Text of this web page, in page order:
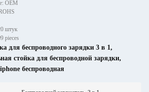
OEM
штук
pieces
для беспроводного зарядки 3 в 1,
стойка для беспроводной зарядки,
беспроводная